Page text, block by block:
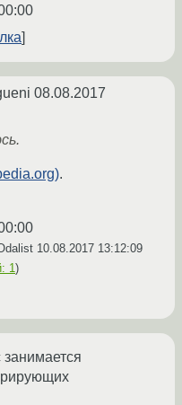
08.08.2017
.
10.08.2017 13:12:09
1)